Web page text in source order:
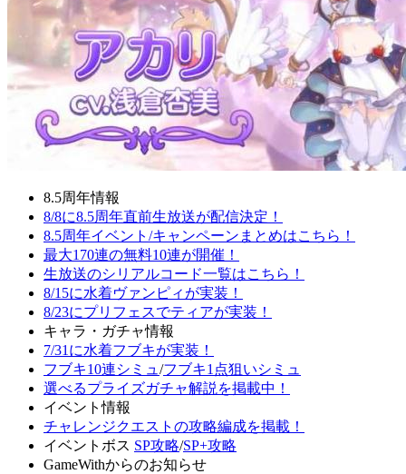
8.5周年情報
8/8に8.5周年直前生放送が配信決定！
8.5周年イベント/キャンペーンまとめはこちら！
最大170連の無料10連が開催！
生放送のシリアルコード一覧はこちら！
8/15に水着ヴァンピィが実装！
8/23にプリフェスでティアが実装！
キャラ・ガチャ情報
7/31に水着フブキが実装！
フブキ10連シミュ /フブキ1点狙いシミュ
選べるプライズガチャ解説を掲載中！
イベント情報
チャレンジクエストの攻略編成を掲載！
イベントボス SP攻略/SP+攻略
GameWithからのお知らせ